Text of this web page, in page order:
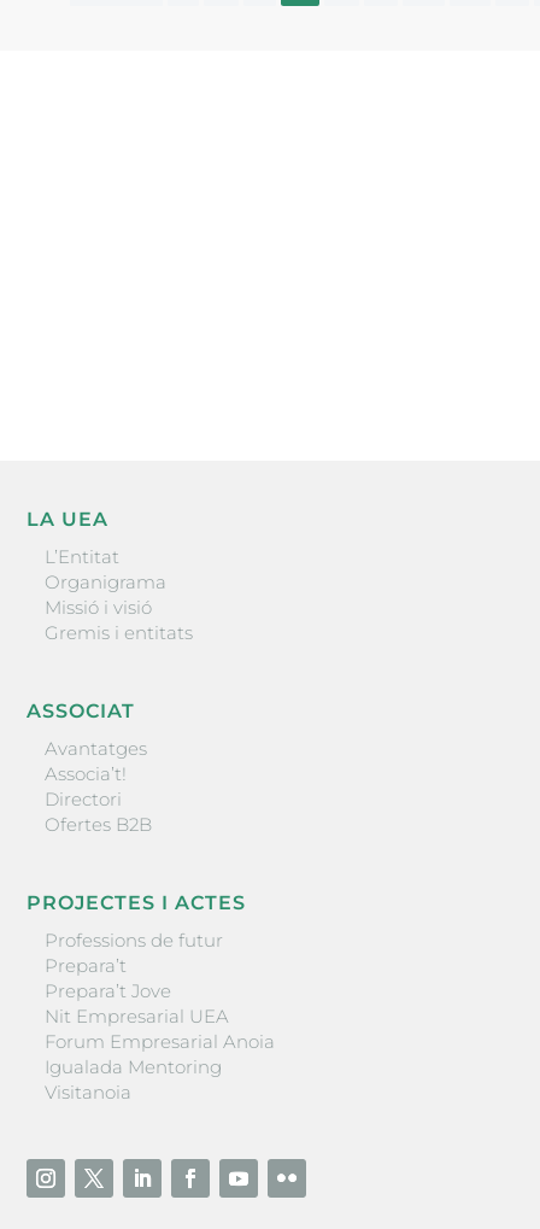
LA UEA
L’Entitat
Organigrama
Missió i visió
Gremis i entitats
ASSOCIAT
Avantatges
Associa’t!
Directori
Ofertes B2B
PROJECTES I ACTES
Professions de futur
Prepara’t
Prepara’t Jove
Nit Empresarial UEA
Forum Empresarial Anoia
Igualada Mentoring
Visitanoia